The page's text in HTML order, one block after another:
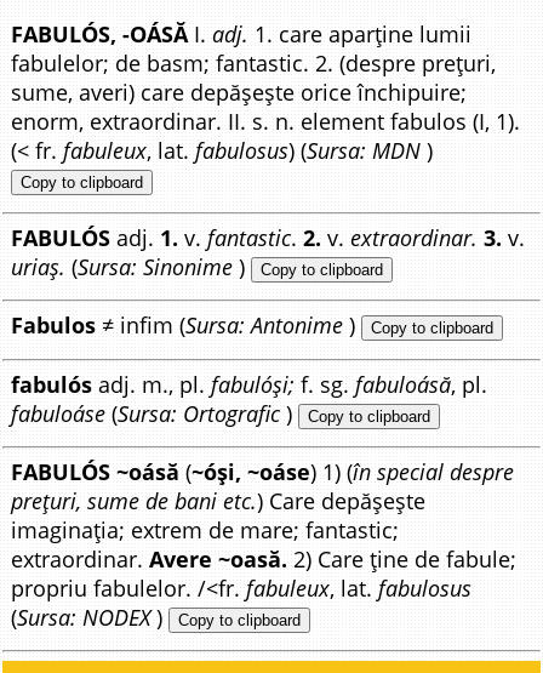
FABULÓS, -OÁSĂ I.adj. 1. care aparține lumii
fabulelor; de basm; fantastic. 2. (despre prețuri,
sume, averi) care depășește orice închipuire;
enorm, extraordinar. II. s. n. element fabulos (I, 1).
(< fr. fabuleux, lat. fabulosus) (Sursa: MDN )
Copy to clipboard
FABULÓS adj. 1. v.fantastic.2. v.extraordinar. 3. v.
uriaș. (Sursa: Sinonime ) Copy to clipboard
Fabulos ≠ infim (Sursa: Antonime ) Copy to clipboard
fabulós adj. m., pl. fabulóși; f. sg. fabuloásă, pl.
fabuloáse (Sursa: Ortografic ) Copy to clipboard
FABULÓS ~oásă (~óși, ~oáse) 1) (în special despre
prețuri, sume de bani etc.) Care depășește
imaginația; extrem de mare; fantastic;
extraordinar.Avere ~oasă. 2) Care ține de fabule;
propriu fabulelor. /<fr.fabuleux, lat.fabulosus
(Sursa: NODEX) Copy to clipboard